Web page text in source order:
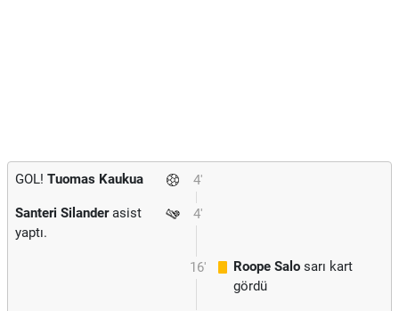
4'
GOL! Tuomas Kaukua
4'
Santeri Silanderasist
yaptı.
16' Roope Salo sarı kart
gördü